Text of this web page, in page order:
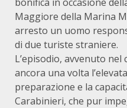
Maggiore della Marina
arresto un uomo
di due turiste straniere.
L’episodio, avvenuto
ancora una volta
preparazione e la
Carabinieri, che pur